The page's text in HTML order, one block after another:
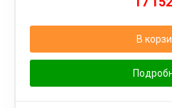
В